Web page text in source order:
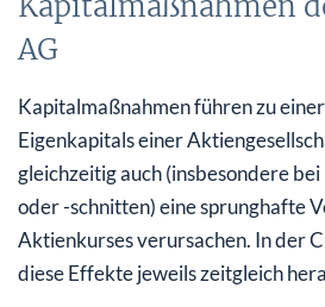
AG
Kapitalmaßnahmen führen zu
Eigenkapitals einer
gleichzeitig auch (insbesondere
oder -schnitten) eine sprunghafte
Aktienkurses verursachen. In der
diese Effekte jeweils zeitgleich